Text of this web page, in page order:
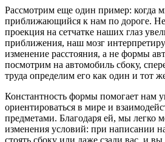
Рассмотрим еще один пример: когда
приближающийся к нам по дороге.
проекция на сетчатке наших глаз
приближения, наш мозг
изменение расстояния, а не формы
посмотрим на автомобиль сбоку,
труда определим его как один и тот
Константность формы помогает нам
ориентироваться в мире и
предметами. Благодаря ей, мы легко
изменения условий: при написании